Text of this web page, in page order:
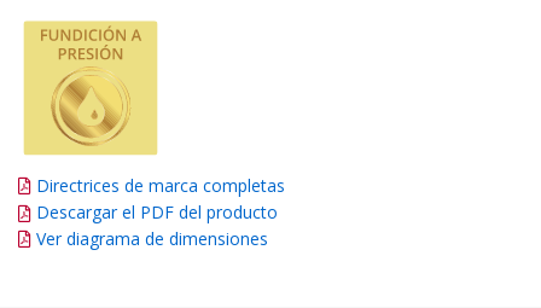
Directrices de marca completas
Descargar el PDF del producto
Ver diagrama de dimensiones